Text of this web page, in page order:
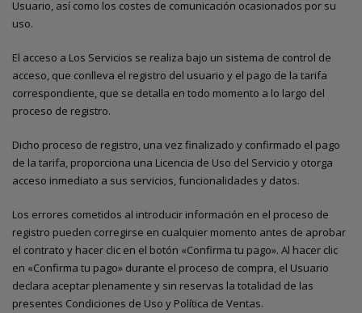
Usuario, así como los costes de comunicación ocasionados por su
uso.
El acceso a Los Servicios se realiza bajo un sistema de control de
acceso, que conlleva el registro del usuario y el pago de la tarifa
correspondiente, que se detalla en todo momento a lo largo del
proceso de registro.
Dicho proceso de registro, una vez finalizado y confirmado el pago
de la tarifa, proporciona una Licencia de Uso del Servicio y otorga
acceso inmediato a sus servicios, funcionalidades y datos.
Los errores cometidos al introducir información en el proceso de
registro pueden corregirse en cualquier momento antes de aprobar
el contrato y hacer clic en el botón «Confirma tu pago». Al hacer clic
en «Confirma tu pago» durante el proceso de compra, el Usuario
declara aceptar plenamente y sin reservas la totalidad de las
presentes Condiciones de Uso y Política de Ventas.